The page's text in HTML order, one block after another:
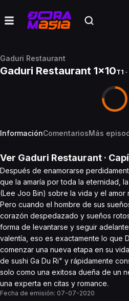
Gaduri Restaurant
Gaduri Restaurant 1x10T1
InformaciónComentariosMás
Ver Gaduri Restaurant ·
Después de enamorarse
que la amaría por toda la eternidad,
(Lee Joo Bin) sobre la vida y el amor
Pero cuando el hombre de sus
corazón despedazado y sueños
forma de levantarse y seguir
valentía, eso es exactamente lo que
comenzar una nueva etapa en su
de sushi Ga Du Ri" y rápidamente
solo como una exitosa dueña de un
una experta en citas y romance.
Fecha de emisión: 07-07-2020